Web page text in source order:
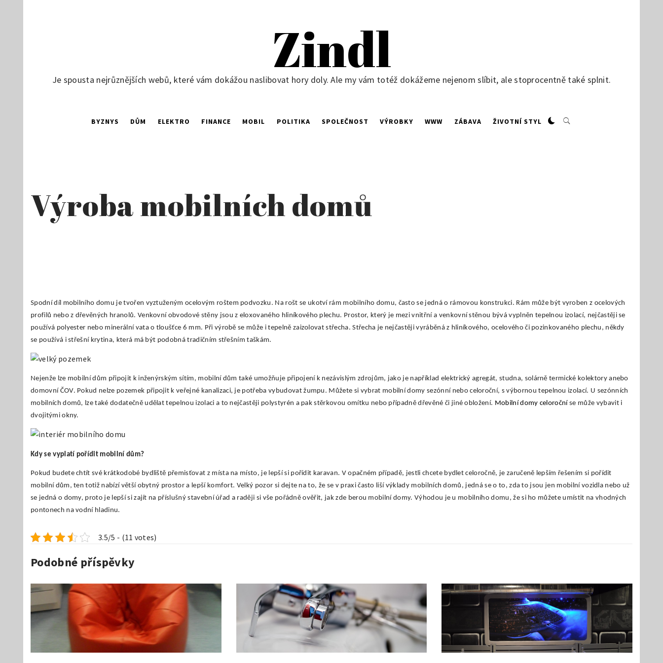
Zindl
Je spousta nejrůznějších webů, které vám dokážou naslibovat hory doly. Ale my vám totéž dokážeme nejenom slíbit, ale stoprocentně také splnit.
BYZNYS DŮM ELEKTRO FINANCE MOBIL POLITIKA SPOLEČNOST VÝROBKY WWW ZÁBAVA ŽIVOTNÍ STYL
Výroba mobilních domů
Spodní díl mobilního domu je tvořen vyztuženým ocelovým roštem podvozku. Na rošt se ukotví rám mobilního domu, často se jedná o rámovou konstrukci. Rám může být vyroben z ocelových
profilů nebo z dřevěných hranolů. Venkovní obvodové stěny jsou z eloxovaného hliníkového plechu. Prostor, který je mezi vnitřní a venkovní stěnou bývá vyplněn tepelnou izolací, nejčastěji se
používá polyester nebo minerální vata o tloušťce 6 mm. Při výrobě se může i tepelně zaizolovat střecha. Střecha je nejčastěji vyráběná z hliníkového, ocelového či pozinkovaného plechu, někdy
se používá i střešní krytina, která má být podobná tradičním střešním taškám.
Nejenže lze mobilní dům připojit k inženýrským sítím, mobilní dům také umožňuje připojení k nezávislým zdrojům, jako je například elektrický agregát, studna, solárně termické kolektory anebo
domovní ČOV. Pokud nelze pozemek připojit k veřejné kanalizaci, je potřeba vybudovat žumpu. Můžete si vybrat mobilní domy sezónní nebo celoroční, s výbornou tepelnou izolací. U sezónních
mobilních domů, lze také dodatečně udělat tepelnou izolaci a to nejčastěji polystyrén a pak stěrkovou omítku nebo případně dřevěné či jiné obložení. Mobilní domy celoročníse může vybavit i
dvojitými okny.
Kdy se vyplatí pořídit mobilní dům?
Pokud budete chtít své krátkodobé bydliště přemisťovat z místa na místo, je lepší si pořídit karavan. V opačném případě, jestli chcete bydlet celoročně, je zaručeně lepším řešením si pořídit
mobilní dům, ten totiž nabízí větší obytný prostor a lepší komfort. Velký pozor si dejte na to, že se v praxi často liší výklady mobilních domů, jedná se o to, zda to jsou jen mobilní vozidla nebo už
se jedná o domy, proto je lepší si zajít na příslušný stavební úřad a raději si vše pořádně ověřit, jak zde berou mobilní domy. Výhodou je u mobilního domu, že si ho můžete umístit na vhodných
pontonech na vodní hladinu.
3.5/5 - (11 votes)
Podobné příspěvky